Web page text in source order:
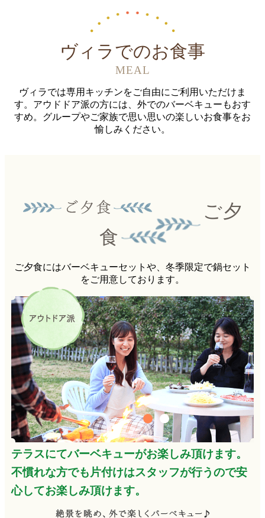
ヴィラでのお食事
MEAL
ヴィラでは専用キッチンをご自由にご利用いただけま
す。アウドドア派の方には、外でのバーベキューもおす
すめ。 グループやご家族で思い思いの楽しいお食事をお
愉しみください。
ご夕
食
ご夕食にはバーベキューセットや、冬季限定で鍋セット
をご用意しております。
テラスにてバーベキューがお楽しみ頂けます。
不慣れな方でも片付けはスタッフが行うので安
心してお楽しみ頂けます。